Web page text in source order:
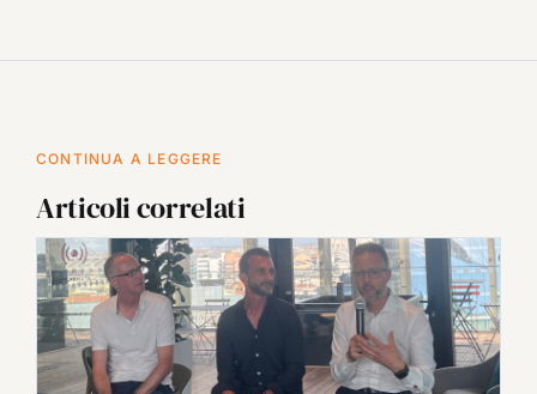
CONTINUA A LEGGERE
Articoli correlati